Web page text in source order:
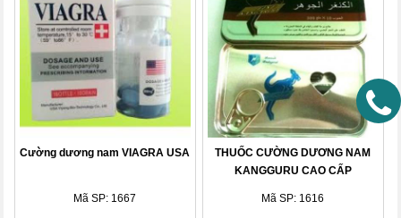
Cường dương nam VIAGRA USA
Mã SP: 1667
THUỐC CƯỜNG DƯƠNG NAM
KANGGURU CAO CẤP
Mã SP: 1616